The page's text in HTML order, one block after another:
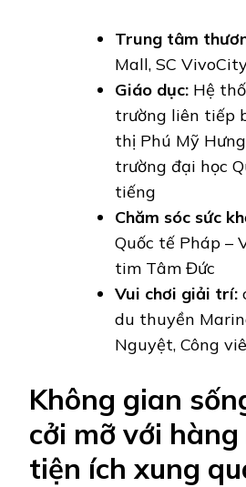
Trung tâm
Mall, SC
Giáo dục: Hệ
trường liên tiếp
thị Phú Mỹ
trường đại học
tiếng
Chăm sóc sức
Quốc tế Pháp –
tim Tâm Đức
Vui chơi giải trí:
du thuyền
Nguyệt, Công
Không gian
cởi mỡ với
tiện ích xung